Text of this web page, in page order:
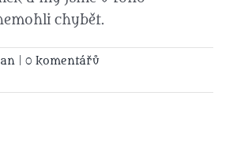
chybět.
0 komentářů